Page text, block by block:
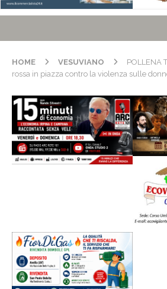
HOME VESUVIANO
POLLENA
rossa in piazza contro la violenza sulle